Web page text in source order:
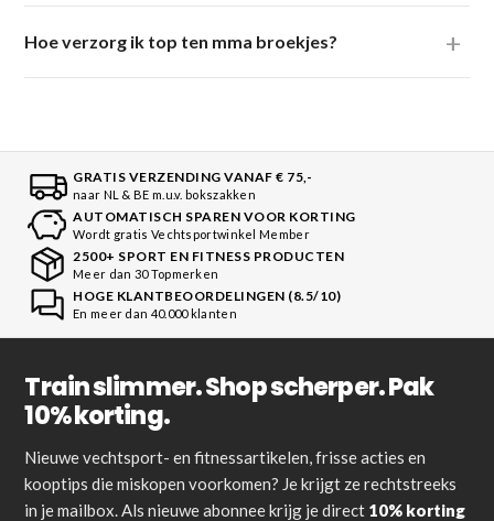
Hoe verzorg ik top ten mma broekjes?
GRATIS VERZENDING VANAF € 75,-
naar NL & BE m.u.v. bokszakken
AUTOMATISCH SPAREN VOOR KORTING
Wordt gratis Vechtsportwinkel Member
2500+ SPORT EN FITNESS PRODUCTEN
Meer dan 30 Topmerken
HOGE KLANTBEOORDELINGEN (8.5/10)
En meer dan 40.000 klanten
Train slimmer. Shop scherper. Pak
10% korting.
Nieuwe vechtsport- en fitnessartikelen, frisse acties en
kooptips die miskopen voorkomen? Je krijgt ze rechtstreeks
in je mailbox. Als nieuwe abonnee krijg je direct 10% korting